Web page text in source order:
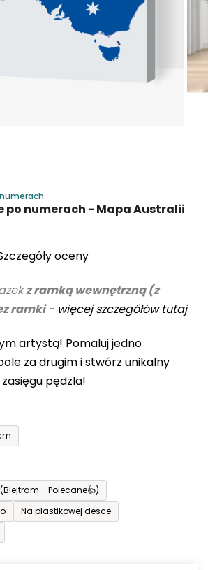
z ramką wewnętrzną (z
ramki- więcej szczegółów tutaj
artystą! Pomaluj jedno
za drugim i stwórz unikalny
pędzla!
- Polecane👍)
Na plastikowej desce
po numerach - Mapa Australii
oceny